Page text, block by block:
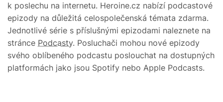
k poslechu na internetu. Heroine.cz nabízí podcastové
epizody na důležitá celospolečenská témata zdarma.
Jednotlivé série s příslušnými epizodami naleznete na
stránce Podcasty. Posluchači mohou nové epizody
svého oblíbeného podcastu poslouchat na dostupných
platformách jako jsou Spotify nebo Apple Podcasts.